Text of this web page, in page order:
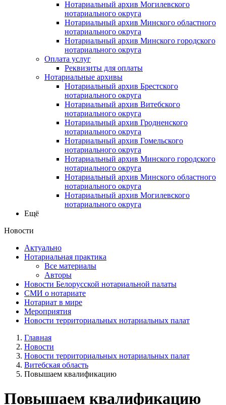
Нотариальный архив Могилевского
нотариального округа
Нотариальный архив Минского областного
нотариального округа
Нотариальный архив Минского городского
нотариального округа
Оплата услуг
Реквизиты для оплаты
Нотариальные архивы
Нотариальный архив Брестского
нотариального округа
Нотариальный архив Витебского
нотариального округа
Нотариальный архив Гродненского
нотариального округа
Нотариальный архив Гомельского
нотариального округа
Нотариальный архив Минского городского
нотариального округа
Нотариальный архив Минского областного
нотариального округа
Нотариальный архив Могилевского
нотариального округа
Ещё
Новости
Актуально
Нотариальная практика
Все материалы
Авторы
Новости Белорусской нотариальной палаты
СМИ о нотариате
Нотариат в мире
Мероприятия
Новости территориальных нотариальных палат
Главная
Новости
Новости территориальных нотариальных палат
Витебская область
Повышаем квалификацию
Повышаем квалификацию